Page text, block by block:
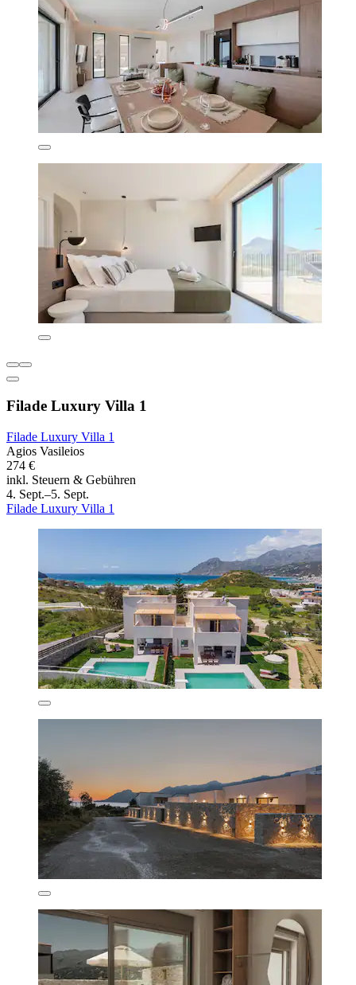
Filade Luxury Villa 1
Filade Luxury Villa 1
Agios Vasileios
274 €
inkl. Steuern & Gebühren
4. Sept.–5. Sept.
Filade Luxury Villa 1